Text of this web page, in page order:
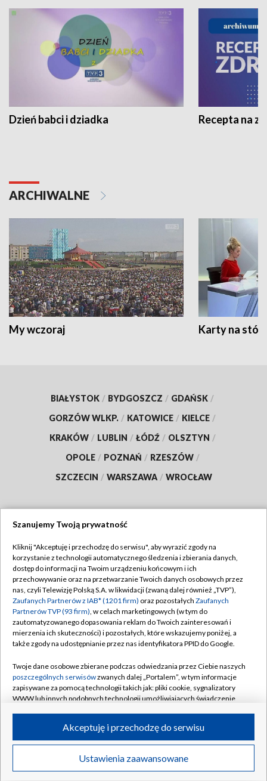
Dzień babci i dziadka Recepta na
ARCHIWALNE
My wczoraj Karty na
BIAŁYSTOK / BYDGOSZCZ / GDAŃSK /
GORZÓW WLKP. / KATOWICE / KIELCE /
KRAKÓW / LUBLIN / ŁÓDŹ / OLSZTYN /
OPOLE / POZNAŃ / RZESZÓW /
SZCZECIN / WARSZAWA / WROCŁAW
TVP
Abonament TVP
Emisja w TVP
Centrum informacji TVP
Naziemna Telewizja Cyfrowa
Rada Programowa
System NOS
Informacje o nadawcy
Program dla prasy
Ogłoszenie przetargowe
Regulamin TVP
Polityka prywatności
Moje zgody
Pomoc
Kontakt
Kanały
©2026 Telewizja Polska S.A. w likwidacji
Szanujemy Twoją prywatność
Kliknij "Akceptuję i przechodzę do serwisu", aby wyrazić zgody na
korzystanie z technologii automatycznego śledzenia i zbierania danych,
dostęp do informacji na Twoim urządzeniu końcowym i ich
przechowywanie oraz na przetwarzanie Twoich danych osobowych przez
nas, czyli Telewizję Polską S.A. w likwidacji (zwaną dalej również „TVP”),
Zaufanych Partnerów z IAB* (1201 firm) oraz pozostałych Zaufanych
Partnerów TVP (93 firm), w celach marketingowych (w tym do
zautomatyzowanego dopasowania reklam do Twoich zainteresowań i
mierzenia ich skuteczności) i pozostałych, które wskazujemy poniżej, a
także zgody na udostępnianie przez nas identyfikatora PPID do Google.
Twoje dane osobowe zbierane podczas odwiedzania przez Ciebie naszych
poszczególnych serwisówzwanych dalej „Portalem”, w tym informacje
zapisywane za pomocą technologii takich jak: pliki cookie, sygnalizatory
WWW lub innych podobnych technologii umożliwiających świadczenie
ruchu w Internecie.
Twoje dane osobowe zbierane podczas odwiedzania przez Ciebie
poszczególnych serwisówna Portalu, takie jak adresy IP, identyfikatory
Ustawienia zaawansowane
Akceptuję i przechodzę do serwisu